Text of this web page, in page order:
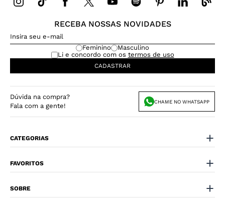
RECEBA NOSSAS NOVIDADES
Feminino
Masculino
Li e concordo com os termos de uso
CADASTRAR
Dúvida na compra?
Fala com a gente!
CHAME NO WHATSAPP
CATEGORIAS
FAVORITOS
SOBRE